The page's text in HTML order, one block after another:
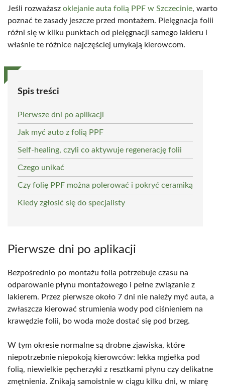
Jeśli rozważasz oklejanie auta folią PPF w Szczecinie, warto
poznać te zasady jeszcze przed montażem. Pielęgnacja folii
różni się w kilku punktach od pielęgnacji samego lakieru i
właśnie te różnice najczęściej umykają kierowcom.
Spis treści
Pierwsze dni po aplikacji
Jak myć auto z folią PPF
Self-healing, czyli co aktywuje regenerację folii
Czego unikać
Czy folię PPF można polerować i pokryć ceramiką
Kiedy zgłosić się do specjalisty
Pierwsze dni po aplikacji
Bezpośrednio po montażu folia potrzebuje czasu na
odparowanie płynu montażowego i pełne związanie z
lakierem. Przez pierwsze około 7 dni nie należy myć auta, a
zwłaszcza kierować strumienia wody pod ciśnieniem na
krawędzie folii, bo woda może dostać się pod brzeg.
W tym okresie normalne są drobne zjawiska, które
niepotrzebnie niepokoją kierowców: lekka mgiełka pod
folią, niewielkie pęcherzyki z resztkami płynu czy delikatne
zmętnienia. Znikają samoistnie w ciągu kilku dni, w miarę